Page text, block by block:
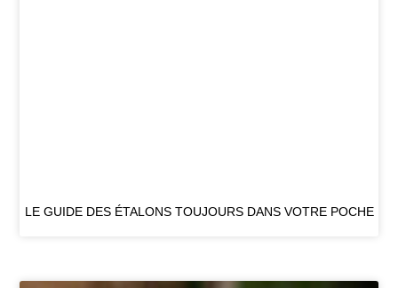
LE GUIDE DES ÉTALONS TOUJOURS DANS VOTRE POCHE